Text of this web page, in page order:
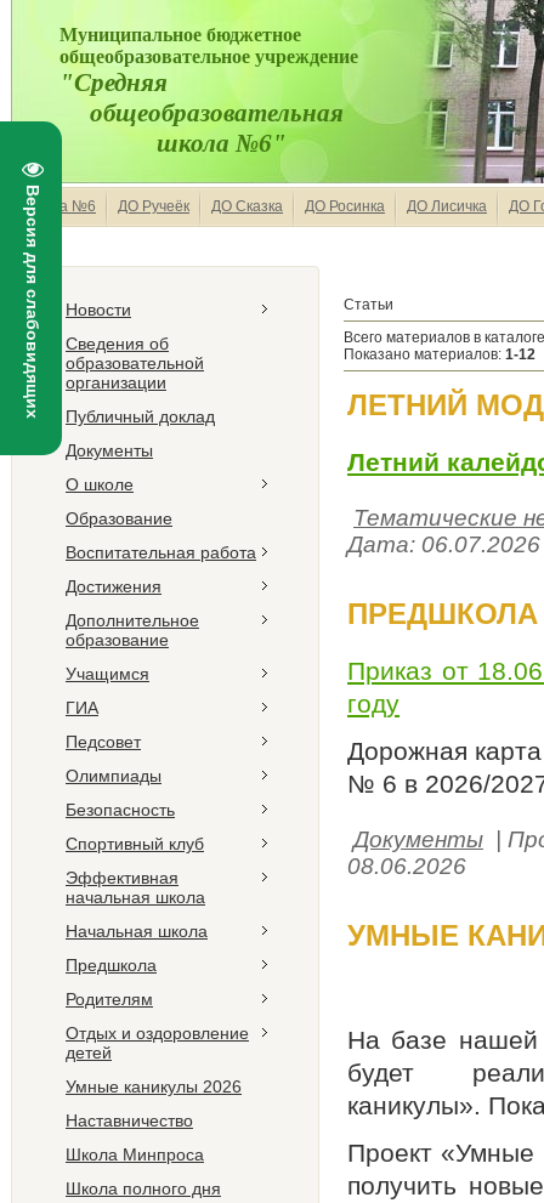
Версия для слабовидящих
Муниципальное бюджетное
общеобразовательное учреждение
"Средняя
общеобразовательная
школа №6"
Школа №6 ДО Ручеёк ДО Сказка ДО Росинка ДО Лисичка ДО
Новости
Сведения об
образовательной
организации
Публичный доклад
Документы
О школе
Образование
Воспитательная работа
Достижения
Дополнительное
образование
Учащимся
ГИА
Педсовет
Олимпиады
Безопасность
Спортивный клуб
Эффективная
начальная школа
Начальная школа
Предшкола
Родителям
Отдых и оздоровление
детей
Умные каникулы 2026
Наставничество
Школа Минпроса
Школа полного дня
Статьи
Всего материалов в каталоге
Показано материалов: 1-12
ЛЕТНИЙ
Летний
Тематические
Дата: 06.07.2026
ПРЕДШКОЛА
Приказ от
году
Дорожная
№ 6 в 2026/
Документы
|
08.06.2026
УМНЫЕ
На базе
будет
каникулы».
Проект «Умные
получить